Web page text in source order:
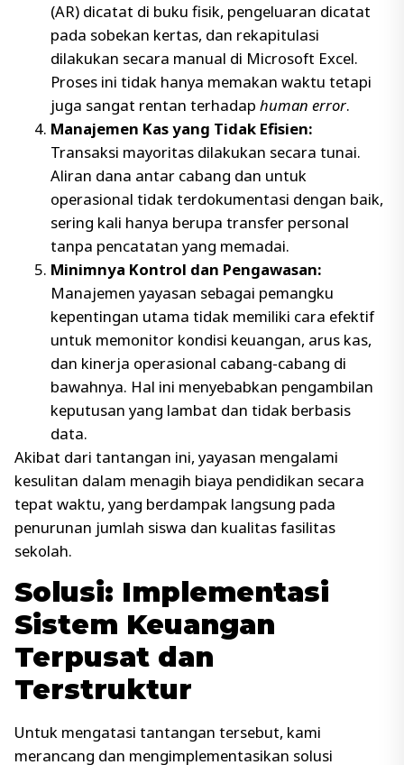
(AR) dicatat di buku fisik, pengeluaran dicatat
pada sobekan kertas, dan rekapitulasi
dilakukan secara manual di Microsoft Excel.
Proses ini tidak hanya memakan waktu tetapi
juga sangat rentan terhadap human error.
Manajemen Kas yang Tidak Efisien:
Transaksi mayoritas dilakukan secara tunai.
Aliran dana antar cabang dan untuk
operasional tidak terdokumentasi dengan baik,
sering kali hanya berupa transfer personal
tanpa pencatatan yang memadai.
Minimnya Kontrol dan Pengawasan:
Manajemen yayasan sebagai pemangku
kepentingan utama tidak memiliki cara efektif
untuk memonitor kondisi keuangan, arus kas,
dan kinerja operasional cabang-cabang di
bawahnya. Hal ini menyebabkan pengambilan
keputusan yang lambat dan tidak berbasis
data.
Akibat dari tantangan ini, yayasan mengalami
kesulitan dalam menagih biaya pendidikan secara
tepat waktu, yang berdampak langsung pada
penurunan jumlah siswa dan kualitas fasilitas
sekolah.
Solusi: Implementasi
Sistem Keuangan
Terpusat dan
Terstruktur
Untuk mengatasi tantangan tersebut, kami
merancang dan mengimplementasikan solusi